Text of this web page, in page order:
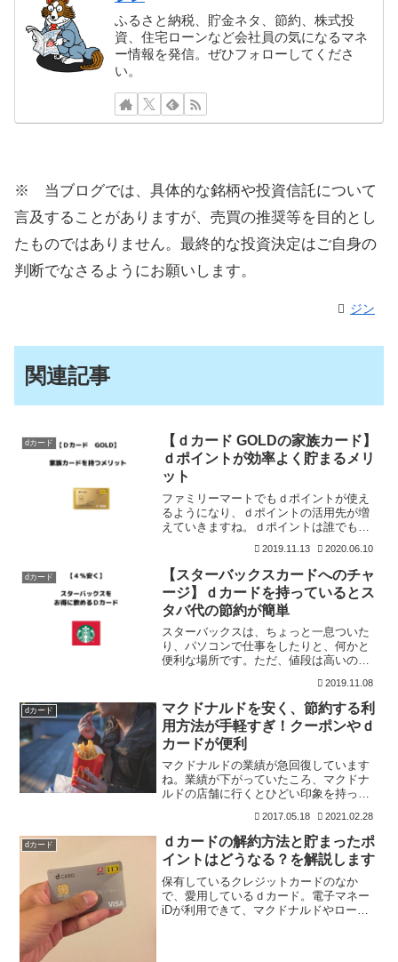
ふるさと納税、貯金ネタ、節約、株式投
資、住宅ローンなど会社員の気になるマネ
ー情報を発信。ぜひフォローしてくださ
い。
※ 当ブログでは、具体的な銘柄や投資信託について
言及することがありますが、売買の推奨等を目的とし
たものではありません。最終的な投資決定はご自身の
判断でなさるようにお願いします。
ジン
関連記事
dカード
【ｄカード GOLDの家族カード】
ｄポイントが効率よく貯まるメリ
ット
ファミリーマートでもｄポイントが使え
るようになり、ｄポイントの活用先が増
えていきますね。ｄポイントは誰でも貯
1円で利用できるので重宝しますね。ま
た、電子マネーiDもクレジットカードに
搭載しているので、支
2019.11.13 2020.06.10
dカード
【スターバックスカードへのチャ
ージ】ｄカードを持っているとス
タバ代の節約が簡単
スターバックスは、ちょっと一息ついた
り、パソコンで仕事をしたりと、何かと
便利な場所です。ただ、値段は高いので
は、普段スターバックスカードで支払い
をしています。スターバックスカード
は、クレジットカードやApp
2019.11.08
dカード
マクドナルドを安く、節約する利
用方法が手軽すぎ！クーポンやｄ
カードが便利
マクドナルドの業績が急回復しています
ね。業績が下がっていたころ、マクドナ
ルドの店舗に行くとひどい印象を持って
ほぼなかったのですが、最近はちょくち
ょく利用しています。ちょくちょく利用
するので、少しでも安く利
2017.05.18 2021.02.28
dカード
ｄカードの解約方法と貯まったポ
イントはどうなる？を解説します
保有しているクレジットカードのなか
で、愛用しているｄカード。電子マネー
iDが利用できて、マクドナルドやローソ